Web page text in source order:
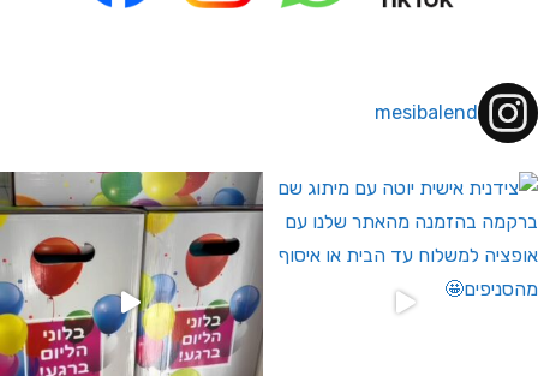
mesibalend
לחברי מועדון ומצטרפים חדשים🤍